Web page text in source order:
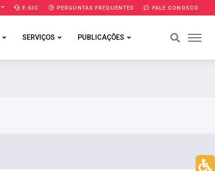
E-SIC PERGUNTAS FREQUENTES FALE CONOSCO
SERVIÇOS PUBLICAÇÕES